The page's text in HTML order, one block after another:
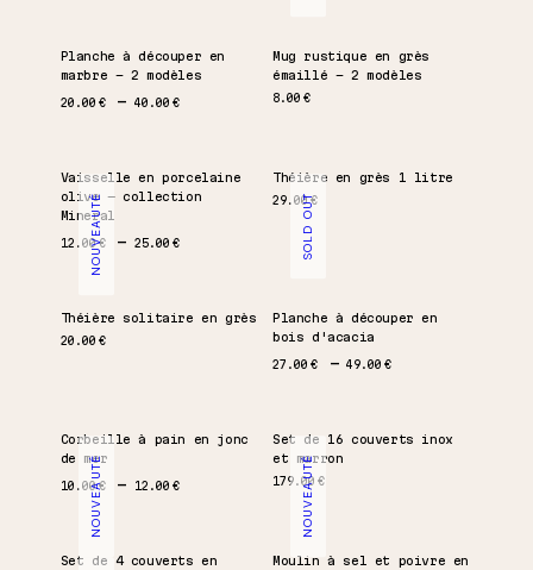
Planche à découper en
marbre – 2 modèles
20.00 € 40.00 €Plage de prix : 20.00 € à 40.00 €
Mug rustique en grès
émaillé – 2 modèles
8.00 €
NOUVEAUTÉ
Vaisselle en porcelaine
olive – collection
Mineral
12.00€ 25.00 €Plage de prix : 12.00 € à 25.00 €
SOLD OUT
Théière en grès 1 litre
29.00€
Théière solitaire en grès
20.00 €
Planche à découper en
bois d'acacia
27.00 € 49.00 €Plage de prix : 27.00 €
NOUVEAUTÉ
Corbeille à pain en jonc
de mer
10.00€ 12.00 €Plage de prix : 10.00 € à 12.00 €
NOUVEAUTÉ
Set de 16 couverts inox
et marron
179.00 €
Set de 4 couverts en
Moulin à sel et poivre en